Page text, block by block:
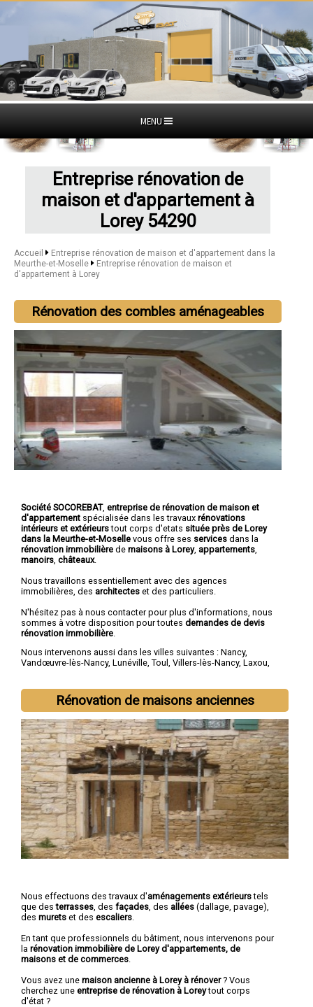
MENU
Entreprise rénovation de
maison et d'appartement à
Lorey 54290
Accueil
Entreprise rénovation de maison et d'appartement dans la
Meurthe-et-Moselle
Entreprise rénovation de maison et
d'appartement à Lorey
Rénovation des combles aménageables
Société SOCOREBAT, entreprise de rénovation de maison et
d'appartement spécialisée dans les travaux rénovations
intérieurs et extérieurstout corps d'etats située près de Lorey
dans la Meurthe-et-Moselle vous offre ses services dans la
rénovation immobilière de maisons à Lorey, appartements
manoirs châteaux.
Nous travaillons essentiellement avec des agences
immobilières, des architectes et des particuliers.
N'hésitez pas à nous contacter pour plus d'informations, nous
sommes à votre disposition pour toutes demandes de devis
rénovation immobilière
Nous intervenons aussi dans les villes suivantes : Nancy,
Vandœuvre-lès-Nancy, Lunéville, Toul , Villers-lès-Nancy, Laxou,
Rénovation de maisons anciennes
Nous effectuons des travaux d'aménagements extérieurstels
que desterrasses , des façades , des allées (dallage, pavage),
des murets et des escaliers
En tant que professionnels du bâtiment, nous intervenons pour
la rénovation immobilière de Lorey d'appartements, de
maisons et de commerces
Vous avez une maison ancienne à Lorey à rénover? Vous
cherchez une entreprise de rénovation à Loreytout corps
d'état ?